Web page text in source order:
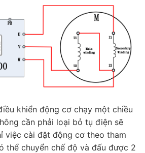
khiển động cơ chạy một chiều
cần phải loại bỏ tụ điện sẽ
việc cài đặt động cơ theo tham
thể chuyển chế độ và đấu được 2